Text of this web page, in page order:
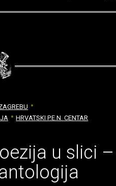
HRVATSKI P.E.N. CENTAR
u slici –